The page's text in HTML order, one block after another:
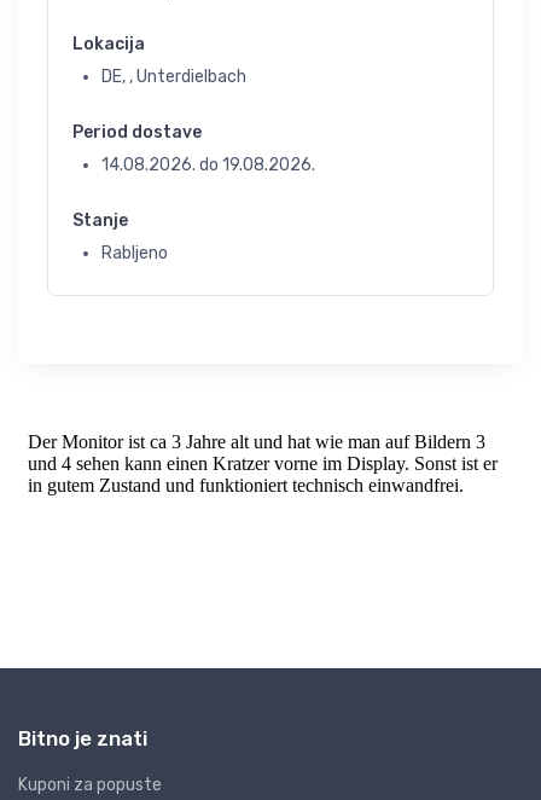
Lokacija
DE, , Unterdielbach
Period dostave
14.08.2026. do 19.08.2026.
Stanje
Rabljeno
Bitno je znati
Kuponi za popuste